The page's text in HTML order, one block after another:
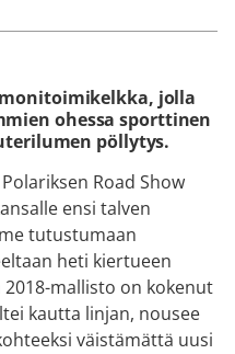
jolla
ohessa sporttinen
pöllytys.
Road Show
ensi talven
tutustumaan
heti kiertueen
2018-mallisto on kokenut
kautta linjan, nousee
väistämättä uusi